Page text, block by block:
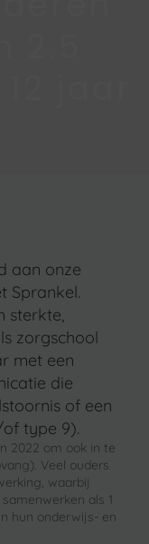
aan onze
Sprankel.
sterkte,
zorgschool
met een
die
of een
type 9).
2022 om ook in te
Veel ouders
waarbij
als 1
hun onderwijs- en